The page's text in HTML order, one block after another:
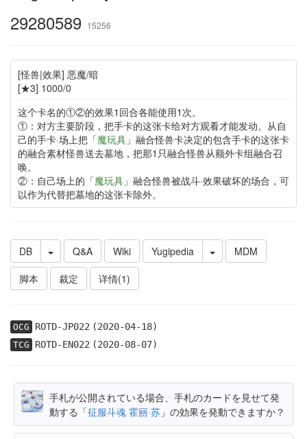
29280589 15256
[怪兽|效果] 恶魔/暗
[★3] 1000/0
这个卡名的①②的效果1回合各能使用1次。
①：对方主要阶段，把手卡的这张卡给对方观看才能发动。从自
己的手卡·场上把「魔玩具」融合怪兽卡决定的包含手卡的这张卡
的融合素材怪兽送去墓地，把那1只融合怪兽从额外卡组融合召
唤。
②：自己场上的「魔玩具」融合怪兽被战斗·效果破坏的场合，可
以作为代替把墓地的这张卡除外。
DB Q&A Wiki Yugipedia
MDM
脚本
裁定 详情(1)
OCG ROTD-JP022(2020-04-18)
TCG ROTD-EN022(2020-08-07)
手札が公開されている場合、手札のカードを見せて発
動する「征服斗魂 霍丽·苏 」の効果を発動できますか？